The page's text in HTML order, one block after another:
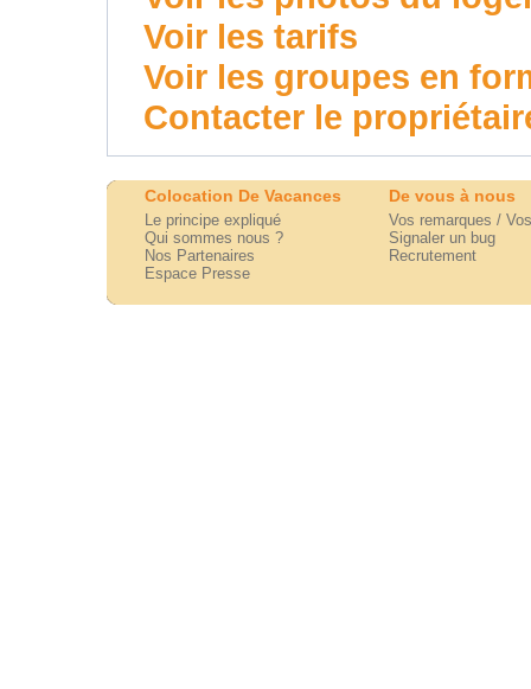
Voir les tarifs
Voir les groupes en
Contacter le
Colocation De Vacances De vous à nous
Le principe expliqué
Vos remarques /
Qui sommes nous ?
Signaler un bug
Nos Partenaires
Recrutement
Espace Presse